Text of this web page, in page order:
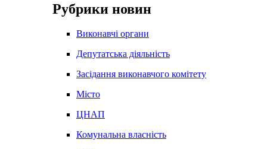
Рубрики новин
Виконавчі органи
Депутатська діяльність
Засідання виконавчого комітету
Місто
ЦНАП
Комунальна власність